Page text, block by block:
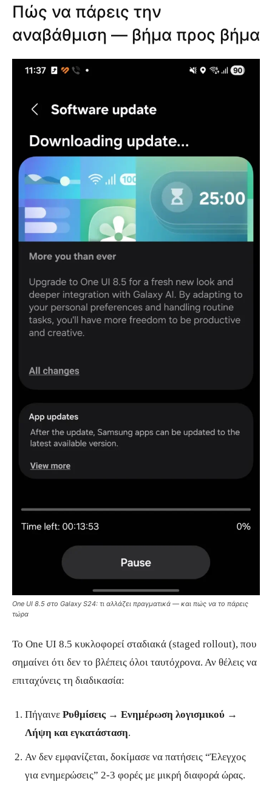
Πώς να πάρεις την
αναβάθμιση — βήμα προς βήμα
One UI 8.5 στο Galaxy S24: τι αλλάζει πραγματικά — και πώς να το πάρεις
τώρα
Το One UI 8.5 κυκλοφορεί σταδιακά (staged rollout), που
σημαίνει ότι δεν το βλέπεις όλοι ταυτόχρονα. Αν θέλεις να
επιταχύνεις τη διαδικασία:
Πήγαινε Ρυθμίσεις → Ενημέρωση λογισμικού →
Λήψη και εγκατάσταση.
Αν δεν εμφανίζεται, δοκίμασε να πατήσεις “Έλεγχος
για ενημερώσεις” 2-3 φορές με μικρή διαφορά ώρας.